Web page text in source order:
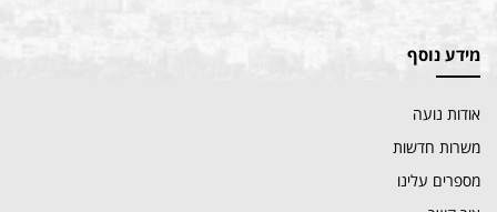
מידע נוסף
אודות נועה
משרות חדשות
מספרים עלינו